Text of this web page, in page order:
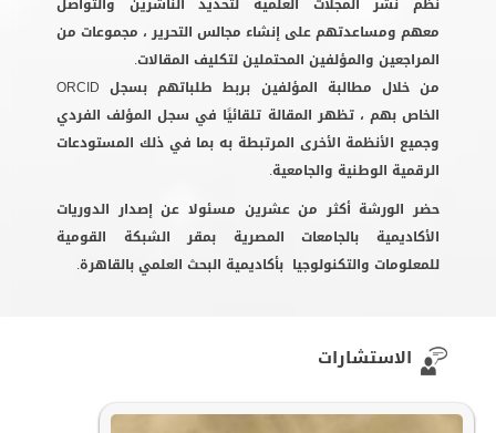
نظم نشر المجلات العلمية لتحديد الناشرين والتواصل
معهم ومساعدتهم على إنشاء مجالس التحرير ، مجموعات من
المراجعين والمؤلفين المحتملين لتكليف المقالات.
من خلال مطالبة المؤلفين بربط طلباتهم بسجل ORCID
الخاص بهم ، تظهر المقالة تلقائيًا في سجل المؤلف الفردي
وجميع الأنظمة الأخرى المرتبطة به بما في ذلك المستودعات
الرقمية الوطنية والجامعية.
حضر الورشة أكثر من عشرين مسئولا عن إصدار الدوريات
الأكاديمية بالجامعات المصرية بمقر الشبكة القومية
للمعلومات والتكنولوجيا بأكاديمية البحث العلمي بالقاهرة.
الاستشارات